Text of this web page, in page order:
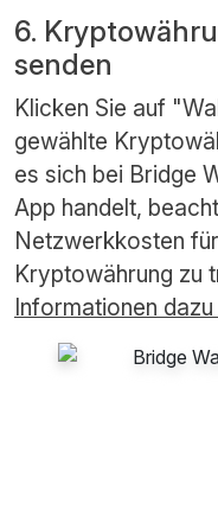
6.
senden
Klicken Sie auf
gewählte
es sich bei Bridge
App handelt,
Netzwerkkosten
Kryptowährung zu
Informationen